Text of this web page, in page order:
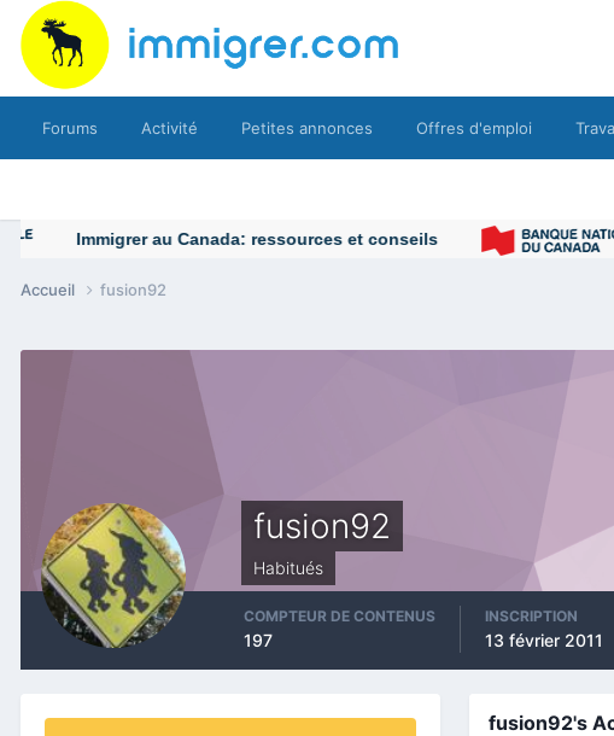
Forums Activité Petites annonces Offres d'emploi
Immigrer au Canada: ressources et conseils
Accueil fusion92
fusion92
Habitués
COMPTEUR DE CONTENUS
197
INSCRIPTION
13 février 2011
fusion92's